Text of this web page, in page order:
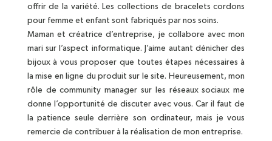
offrir de la variété. Les collections de bracelets cordons
pour femme et enfant sont fabriqués par nos soins.
Maman et créatrice d’entreprise, je collabore avec mon
mari sur l’aspect informatique. J’aime autant dénicher des
bijoux à vous proposer que toutes étapes nécessaires à
la mise en ligne du produit sur le site. Heureusement, mon
rôle de community manager sur les réseaux sociaux me
donne l’opportunité de discuter avec vous. Car il faut de
la patience seule derrière son ordinateur, mais je vous
remercie de contribuer à la réalisation de mon entreprise.